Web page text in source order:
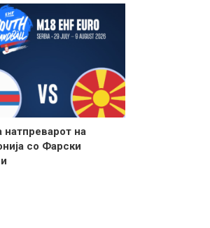
натпреварот на
со Фарски